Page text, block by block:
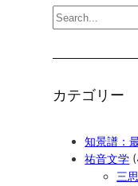
検
索
カテゴリー
知景譜：
祐音文学
三